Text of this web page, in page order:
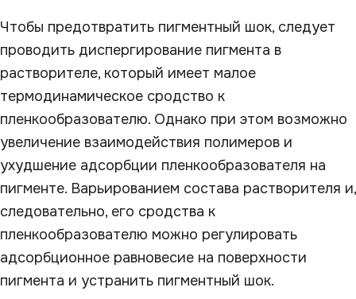
Чтобы предотвратить пигментный шок, следует
проводить диспергирование пигмента в
растворителе, который имеет малое
термодинамическое сродство к
пленкообразователю. Однако при этом возможно
увеличение взаимодействия полимеров и
ухудшение адсорбции пленкообразователя на
пигменте. Варьированием состава растворителя и,
следовательно, его сродства к
пленкообразователю можно регулировать
адсорбционное равновесие на поверхности
пигмента и устранить пигментный шок.